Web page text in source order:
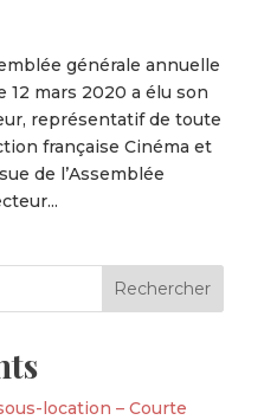
générale annuelle
12 mars 2020 a élu son
représentatif de toute
française Cinéma et
de l’Assemblée
location – Courte